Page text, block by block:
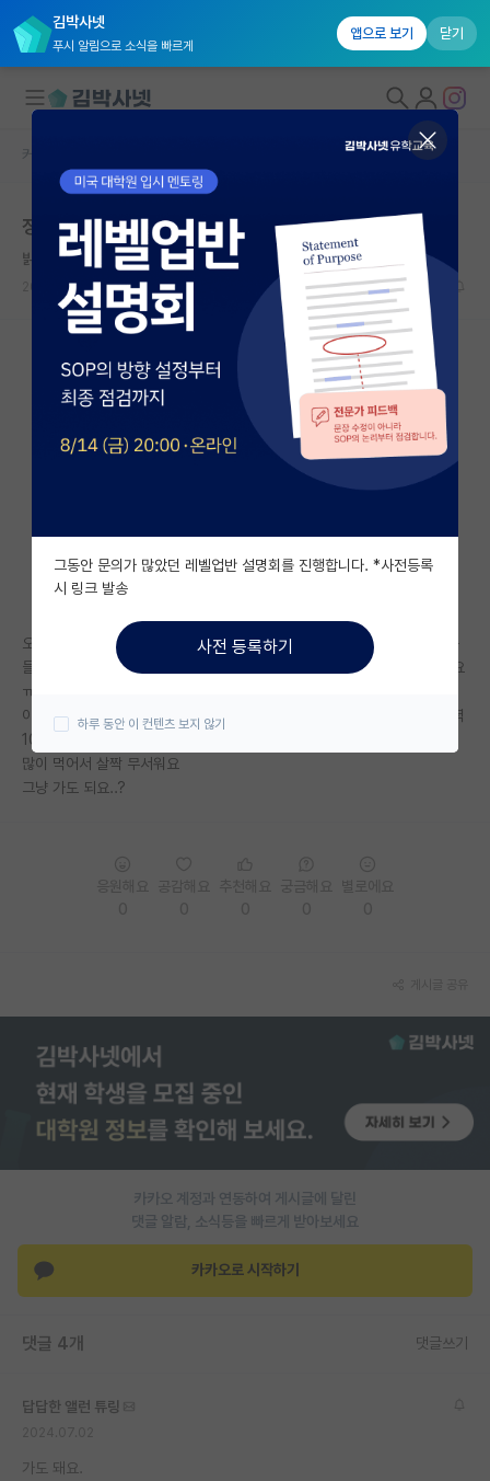
김박사넷
푸시 알림으로 소식을 빠르게
앱으로 보기 닫기
대학원생 모집
국내대학원 정보
연구실&오픈랩
커뮤니티
커뮤니티 홈
전체글보기
베스트 게시판
자유 게시판(아무개랩)
미국 유학 게시판
미국 대학원 합격 후기 게시판
대학원생 모집 게시판
연구실(PI) 홍보 게시판
석박사 채용 정보 게시판
PI 전용 게시판
인문사회 계열 게시판
특수/전문대학원 게시판
반도체/AI 게시판
장학금/장학생 게시판
학술 정보 게시판
이벤트
커뮤니티 홈
정출연 학부인턴 퇴근 관련....
밝은 존 내시
2024.07.02 4 1904
오늘 첫 출근인데...6시 퇴근하면 그냥 나가면 되나요...? 다른 대학원생 분
들이 알아서 6시되면 퇴근하면 된다고 하셨는데 진짜 그냥 가면 되는건가요
ㅠㅠ
이전에 대학교 연구실에서 학부연구생할 때는 맨날 오전 8시 출근하고 저녁
10시 11시 퇴근하고 주말도 나오고, 일 때문에 칼퇴 부탁드리면 욕을 너무
많이 먹어서 살짝 무서워요
그냥 가도 되요..?
카카오 계정과 연동하여 게시글에 달린
댓글 알람, 소식등을 빠르게 받아보세요
카카오로 시작하기
댓글 4개 댓글쓰기
답답한 앨런 튜링
가도 돼요.
그동안 문의가 많았던 레벨업반 설명회를 진행합니다. *사전등록
시 링크 발송
사전 등록하기
하루 동안 이 컨텐츠 보지 않기